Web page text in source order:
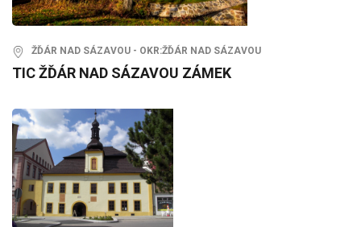
ŽĎÁR NAD SÁZAVOU - OKR:ŽĎÁR NAD SÁZAVOU
TIC ŽĎÁR NAD SÁZAVOU ZÁMEK